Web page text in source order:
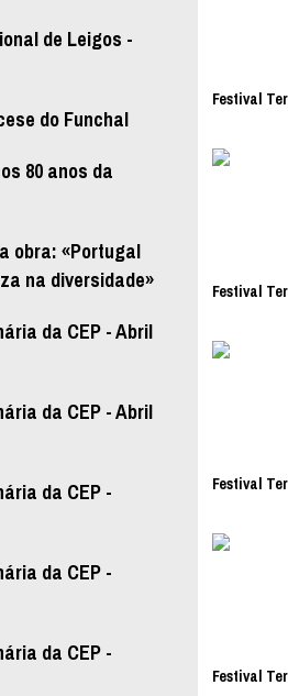
de Leigos -
do Funchal
80 anos da
obra: «Portugal
na diversidade»
da CEP - Abril
da CEP - Abril
da CEP -
da CEP -
da CEP -
Festival
Festival
Festival
Festival